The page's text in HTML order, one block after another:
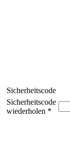
Sicherheitscode
Sicherheitscode
wiederholen *